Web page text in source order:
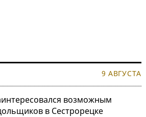
9 АВГУСТА
возможным
в Сестрорецке